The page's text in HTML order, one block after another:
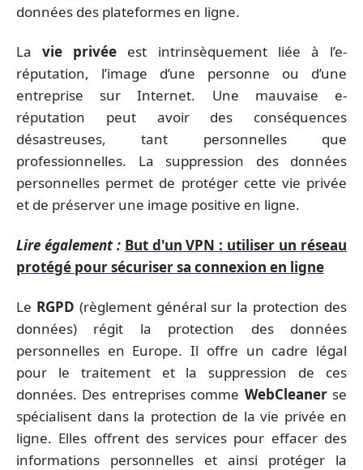
données des plateformes en ligne.
Lavie privée est intrinsèquement liée à l’e-
réputation, l’image d’une personne ou d’une
entreprise sur Internet. Une mauvaise e-
réputation peut avoir des conséquences
désastreuses, tant personnelles que
professionnelles. La suppression des données
personnelles permet de protéger cette vie privée
et de préserver une image positive en ligne.
Lire également : But d'un VPN : utiliser un réseau
protégé pour sécuriser sa connexion en ligne
Le RGPD (règlement général sur la protection des
données) régit la protection des données
personnelles en Europe. Il offre un cadre légal
pour le traitement et la suppression de ces
données. Des entreprises comme WebCleanerse
spécialisent dans la protection de la vie privée en
ligne. Elles offrent des services pour effacer des
informations personnelles et ainsi protéger la